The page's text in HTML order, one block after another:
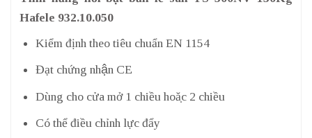
Hafele 932.10.050
Kiểm định theo tiêu chuẩn EN 1154
Đạt chứng nhận CE
Dùng cho cửa mở 1 chiều hoặc 2 chiều
Có thể điều chỉnh lực đẩy